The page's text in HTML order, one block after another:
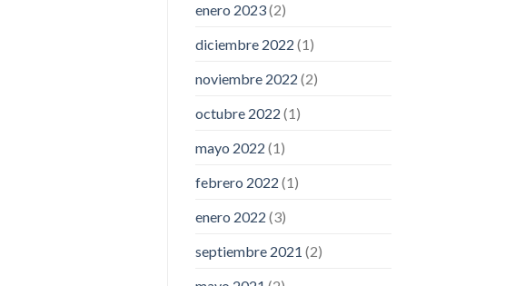
enero 2023(2)
diciembre 2022 (1)
noviembre 2022 (2)
octubre 2022 (1)
mayo 2022 (1)
febrero 2022 (1)
enero 2022 (3)
septiembre 2021 (2)